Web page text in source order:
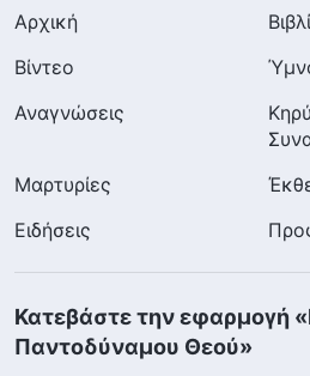
Αρχική
Βίντεο
Αναγνώσεις
Μαρτυρίες
Ειδήσεις
Κατεβάστε την εφαρμογή
Παντοδύναμου Θεού»